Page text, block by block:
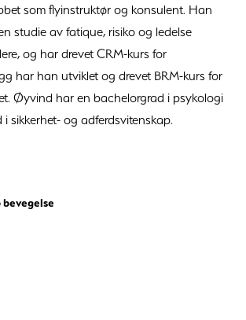
som flyinstruktør og konsulent. Han
studie av fatique, risiko og ledelse
og har drevet CRM-kurs for
har han utviklet og drevet BRM-kurs for
Øyvind har en bachelorgrad i psykologi
sikkerhet- og adferdsvitenskap.
bevegelse